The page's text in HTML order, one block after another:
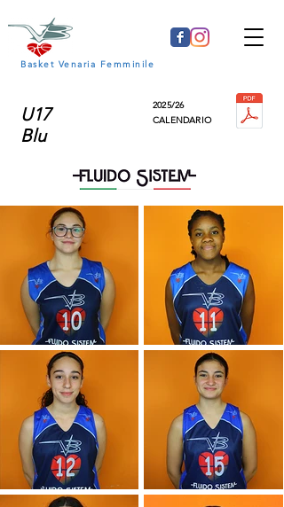
Basket Venaria Femminile
U17
Blu
2025/26
CALENDARIO